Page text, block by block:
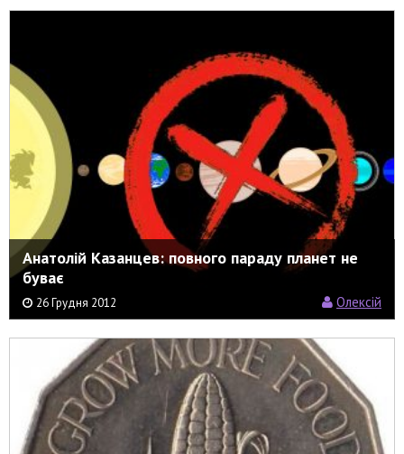
Анатолій Казанцев: повного параду планет не
буває
26 Грудня 2012 Олексій